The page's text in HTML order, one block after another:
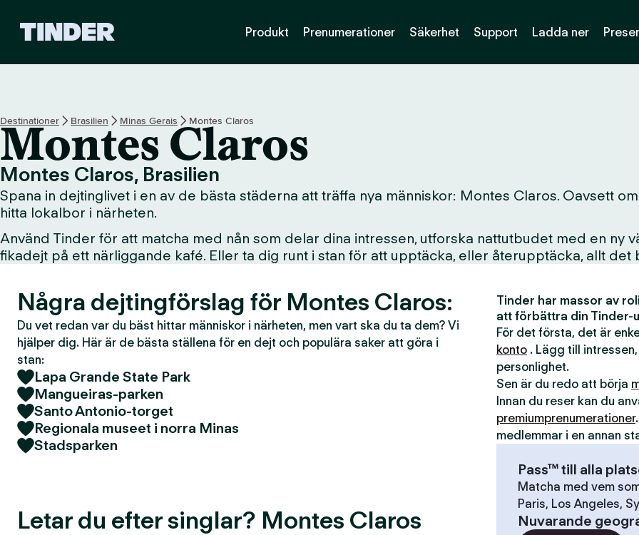
s
t
r
t
s
d
a
Produkt Prenumerationer Säkerhet Support Ladda ner
Destinationer Brasilien Minas Gerais Montes Claros
Montes Claros
Montes Claros, Brasilien
Spana in dejtinglivet i en av de bästa städerna att träffa nya människor: Montes Claros. Oavsett
hitta lokalbor i närheten.
Använd Tinder för att matcha med nån som delar dina intressen, utforska nattutbudet med en ny
fikadejt på ett närliggande kafé. Eller ta dig runt i stan för att upptäcka, eller återupptäcka, allt det
Några dejtingförslag för Montes Claros:
Du vet redan var du bäst hittar människor i närheten, men vart ska du ta dem? Vi
hjälper dig. Här är de bästa ställena för en dejt och populära saker att göra i
stan:
Lapa Grande State Park
Mangueiras-parken
Santo Antonio-torget
Regionala museet i norra Minas
Stadsparken
Letar du efter singlar? Montes Claros
Tinder har massor av
att förbättra din Tinder-
För det första, det är
konto . Lägg till
personlighet.
Sen är du redo att börja
Innan du reser kan du
premiumprenumerationer
medlemmar i en annan
Pass™ till alla
Matcha med vem
Paris, Los Angeles,
Nuvarande